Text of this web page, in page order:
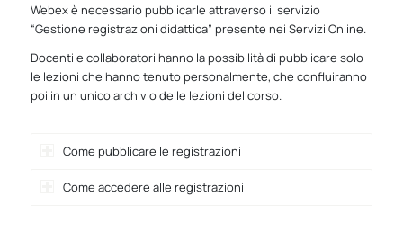
Webex è necessario pubblicarle attraverso il servizio
“Gestione registrazioni didattica” presente nei Servizi Online.
Docenti e collaboratori hanno la possibilità di pubblicare solo
le lezioni che hanno tenuto personalmente, che confluiranno
poi in un unico archivio delle lezioni del corso.
Come pubblicare le registrazioni
Come accedere alle registrazioni